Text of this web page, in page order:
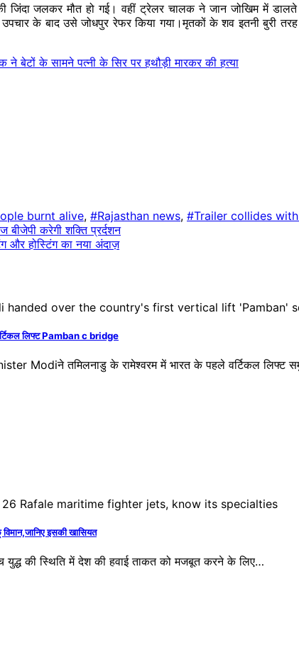
जिंदा जलकर मौत हो गई। वहीं ट्रेलर चालक ने जान जोखिम में
उपचार के बाद उसे जोधपुर रेफर किया गया।मृतकों के शव इतनी बुरी
बेटों के सामने पत्नी के सिर पर हथौड़ी मारकर की हत्या
burnt alive, #Rajasthan news, #Trailer collides
करेगी शक्ति प्रर्दशन
और होस्टिंग का नया अंदाज़
लिफ्ट Pamban c bridge
Modiने तमिलनाडु के रामेश्वरम में भारत के पहले वर्टिकल लिफ्ट
इसकी खासियत
युद्ध की स्थिति में देश की हवाई ताकत को मजबूत करने के लिए…